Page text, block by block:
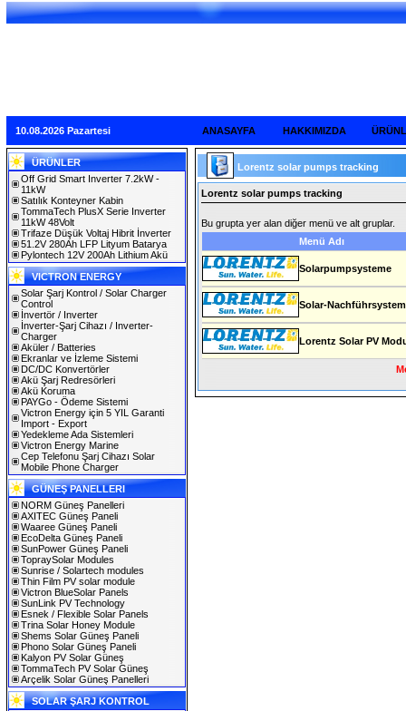
10.08.2026 Pazartesi ANASAYFA HAKKIMIZDA
ÜRÜNLER
Off Grid Smart Inverter 7.2kW -
11kW
Satılık Konteyner Kabin
TommaTech PlusX Serie Inverter
11kW 48Volt
Trifaze Düşük Voltaj Hibrit İnverter
51.2V 280Ah LFP Lityum Batarya
Pylontech 12V 200Ah Lithium Akü
VICTRON ENERGY
Solar Şarj Kontrol / Solar Charger
Control
İnvertör / Inverter
İnverter-Şarj Cihazı / Inverter-
Charger
Aküler / Batteries
Ekranlar ve İzleme Sistemi
DC/DC Konvertörler
Akü Şarj Redresörleri
Akü Koruma
PAYGo - Ödeme Sistemi
Victron Energy için 5 YIL Garanti
Import - Export
Yedekleme Ada Sistemleri
Victron Energy Marine
Cep Telefonu Şarj Cihazı Solar
Mobile Phone Charger
GÜNEŞ PANELLERI
NORM Güneş Panelleri
AXITEC Güneş Paneli
Waaree Güneş Paneli
EcoDelta Güneş Paneli
SunPower Güneş Paneli
TopraySolar Modules
Sunrise / Solartech modules
Thin Film PV solar module
Victron BlueSolar Panels
SunLink PV Technology
Esnek / Flexible Solar Panels
Trina Solar Honey Module
Shems Solar Güneş Paneli
Phono Solar Güneş Paneli
Kalyon PV Solar Güneş
TommaTech PV Solar Güneş
Arçelik Solar Güneş Panelleri
SOLAR ŞARJ KONTROL
Lorentz solar pumps tracking
Lorentz solar pumps tracking
Bu grupta yer alan diğer menü ve alt gruplar.
Menü Adı
Solarpumpsysteme
Solar-Nachführsystem
Lorentz Solar PV